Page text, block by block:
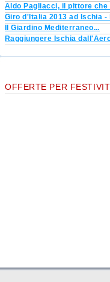
Aldo Pagliacci, il pittore che
Giro d'Italia 2013 ad Ischia -
Il Giardino Mediterraneo...
Raggiungere Ischia
OFFERTE PER